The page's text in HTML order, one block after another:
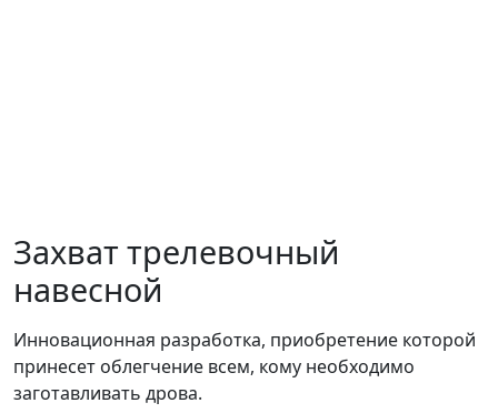
Захват трелевочный
навесной
Инновационная разработка, приобретение которой
принесет облегчение всем, кому необходимо
заготавливать дрова.